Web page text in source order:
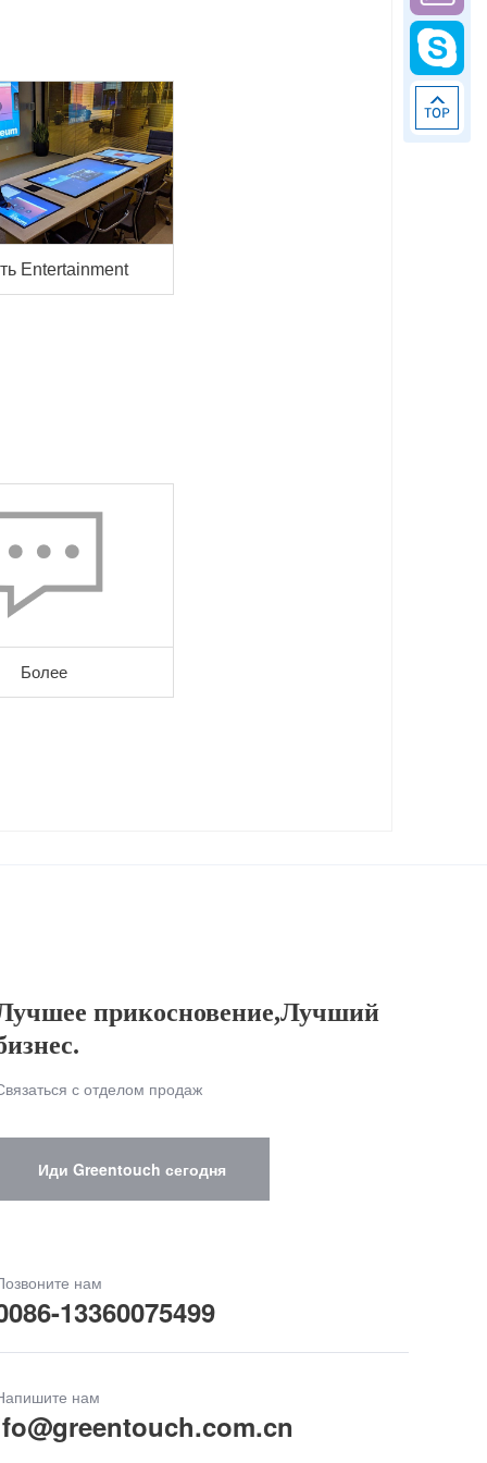
Entertainment
Более
прикосновение,Лучший
с отделом продаж
Иди Greentouch сегодня
нам
13360075499
нам